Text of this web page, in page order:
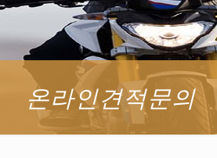
온라인견적문의